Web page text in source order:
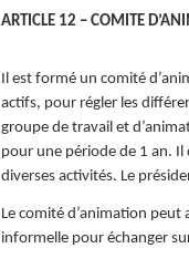
ARTICLE 12 – COMITE
Il est formé un comité
actifs, pour régler les
groupe de travail et
pour une période de 1 an.
diverses activités. Le
Le comité d’animation
informelle pour échanger